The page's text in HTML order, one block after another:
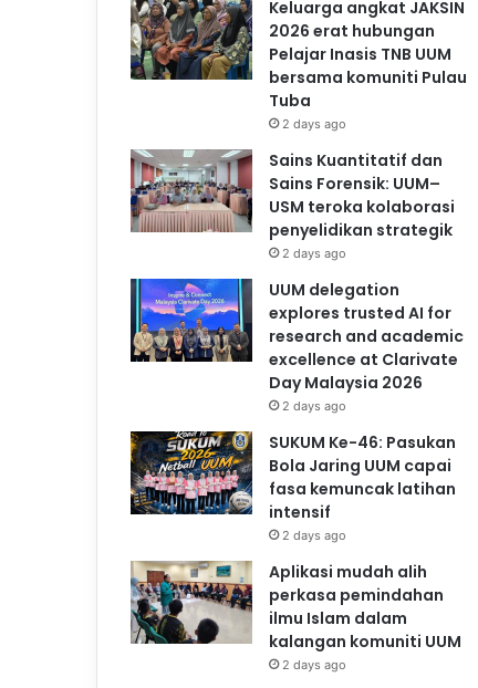
Keluarga angkat JAKSIN
2026 erat hubungan
Pelajar Inasis TNB UUM
bersama komuniti Pulau
Tuba
2 days ago
Sains Kuantitatif dan
Sains Forensik: UUM–
USM teroka kolaborasi
penyelidikan strategik
2 days ago
UUM delegation
explores trusted AI for
research and academic
excellence at Clarivate
Day Malaysia 2026
2 days ago
SUKUM Ke-46: Pasukan
Bola Jaring UUM capai
fasa kemuncak latihan
intensif
2 days ago
Aplikasi mudah alih
perkasa pemindahan
ilmu Islam dalam
kalangan komuniti UUM
2 days ago